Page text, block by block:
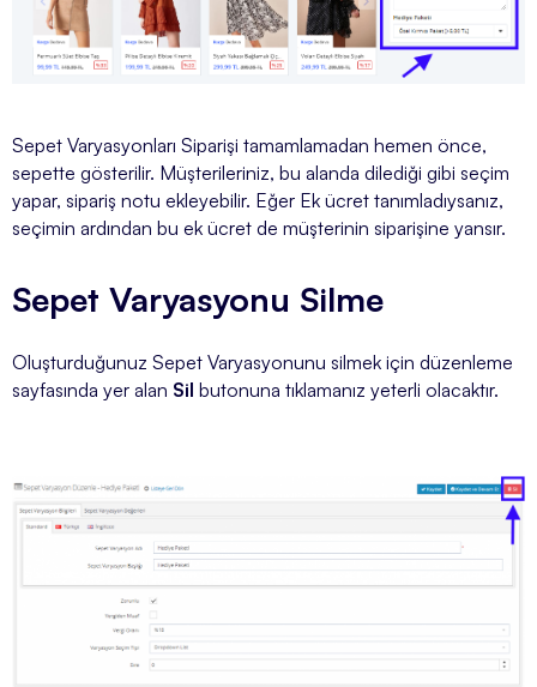
Sepet Varyasyonları Siparişi tamamlamadan hemen önce,
sepette gösterilir. Müşterileriniz, bu alanda dilediği gibi seçim
yapar, sipariş notu ekleyebilir. Eğer Ek ücret tanımladıysanız,
seçimin ardından bu ek ücret de müşterinin siparişine yansır.
Sepet Varyasyonu Silme
Oluşturduğunuz Sepet Varyasyonunu silmek için düzenleme
sayfasında yer alan Sil butonuna tıklamanız yeterli olacaktır.